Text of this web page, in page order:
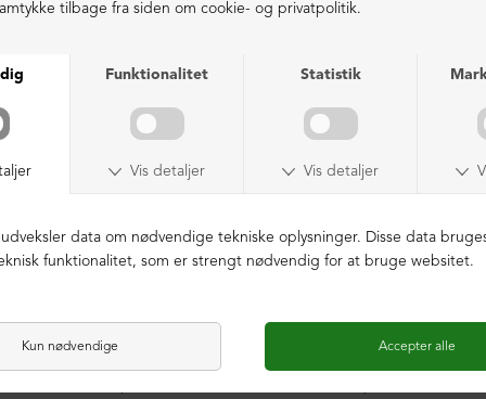
LIGNENDE PRODUKTER